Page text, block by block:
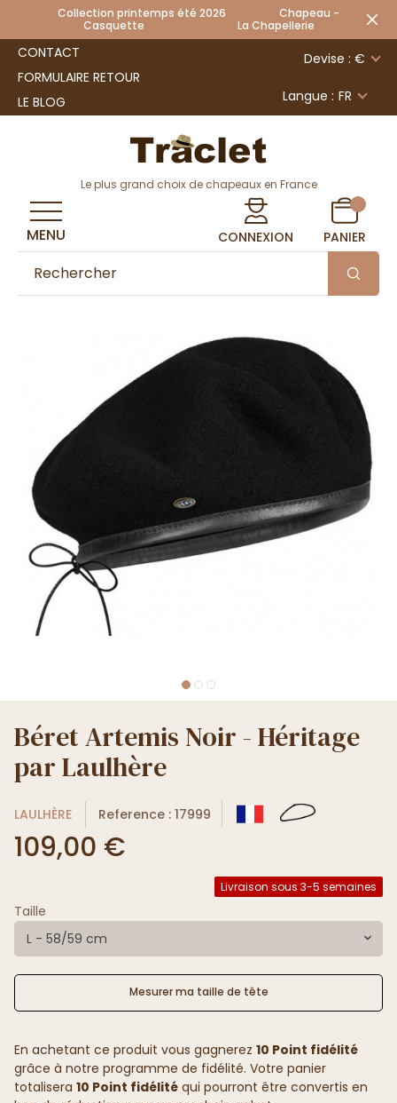
Collection printemps été 2026 Chapeau -
Casquette La Chapellerie
CONTACT
FORMULAIRE RETOUR
LE BLOG
Devise : €
Langue : FR
Le plus grand choix de chapeaux en France
CONNEXION PANIER
MENU
Béret Artemis Noir - Héritage
par Laulhère
LAULHÈRE Reference : 17999
109,00 €
Livraison sous 3-5 semaines
Taille
L - 58/59 cm
Mesurer ma taille de tête
En achetant ce produit vous gagnerez 10 Point fidélité
grâce à notre programme de fidélité. Votre panier
totalisera 10 Point fidélité qui pourront être convertis en